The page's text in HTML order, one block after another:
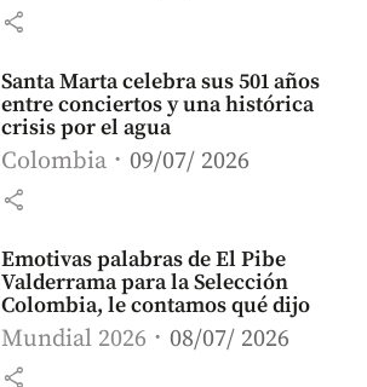
share
Santa Marta celebra sus 501 años
entre conciertos y una histórica
crisis por el agua
Colombia 09/07/ 2026
share
Emotivas palabras de El Pibe
Valderrama para la Selección
Colombia, le contamos qué dijo
Mundial 2026 08/07/ 2026
share